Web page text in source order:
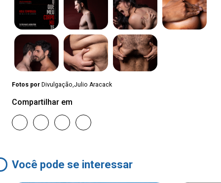
Fotos por Divulgação,Julio Aracack
Compartilhar em
Você pode se interessar